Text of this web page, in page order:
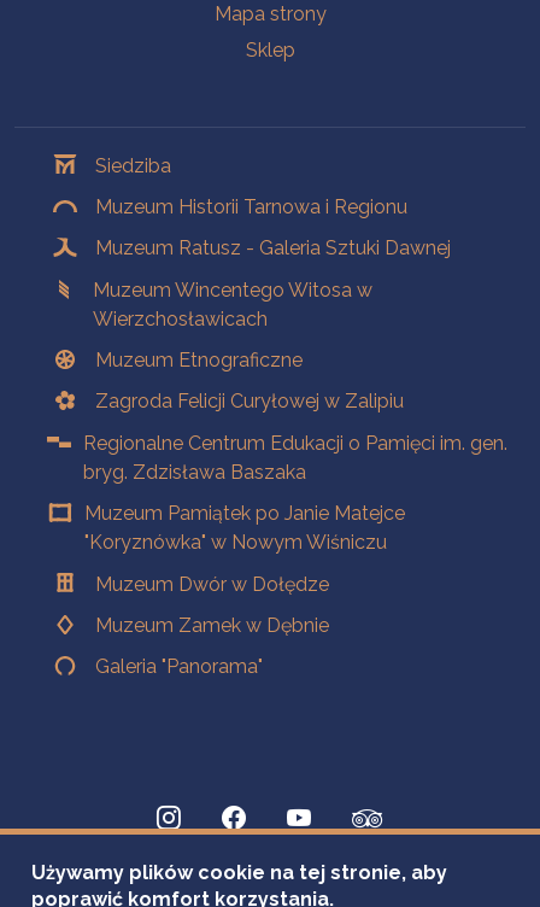
Mapa strony
Sklep
Siedziba
Muzeum Historii Tarnowa i Regionu
Muzeum Ratusz - Galeria Sztuki Dawnej
Muzeum Wincentego Witosa w
Wierzchosławicach
Muzeum Etnograficzne
Zagroda Felicji Curyłowej w Zalipiu
Regionalne Centrum Edukacji o Pamięci im. gen.
bryg. Zdzisława Baszaka
Muzeum Pamiątek po Janie Matejce
"Koryznówka" w Nowym Wiśniczu
Muzeum Dwór w Dołędze
Muzeum Zamek w Dębnie
Galeria "Panorama"
Używamy plików cookie na tej stronie, aby
poprawić komfort korzystania.